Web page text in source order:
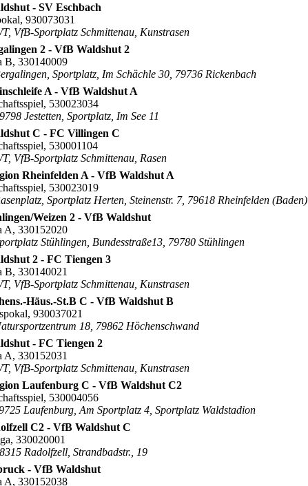
- SV Eschbach
930073031
VfB-Sportplatz Schmittenau, Kunstrasen
2 - VfB Waldshut 2
B, 330140009
Sportplatz, Im Schächle 30, 79736 Rickenbach
A - VfB Waldshut A
530023034
Jestetten, Sportplatz, Im See 11
C - FC Villingen C
530001104
VfB-Sportplatz Schmittenau, Rasen
Rheinfelden A - VfB Waldshut A
530023019
Sportplatz Herten, Steinenstr. 7, 79618 Rheinfelden (Baden)
Weizen 2 - VfB Waldshut
A, 330152020
Stühlingen, Bundesstraße13, 79780 Stühlingen
2 - FC Tiengen 3
B, 330140021
VfB-Sportplatz Schmittenau, Kunstrasen
Häus.-St.B C - VfB Waldshut B
930037021
18, 79862 Höchenschwand
- FC Tiengen 2
A, 330152031
VfB-Sportplatz Schmittenau, Kunstrasen
Laufenburg C - VfB Waldshut C2
530004056
Laufenburg, Am Sportplatz 4, Sportplatz Waldstadion
C2 - VfB Waldshut C
330020001
Radolfzell, Strandbadstr., 19
- VfB Waldshut
A, 330152038